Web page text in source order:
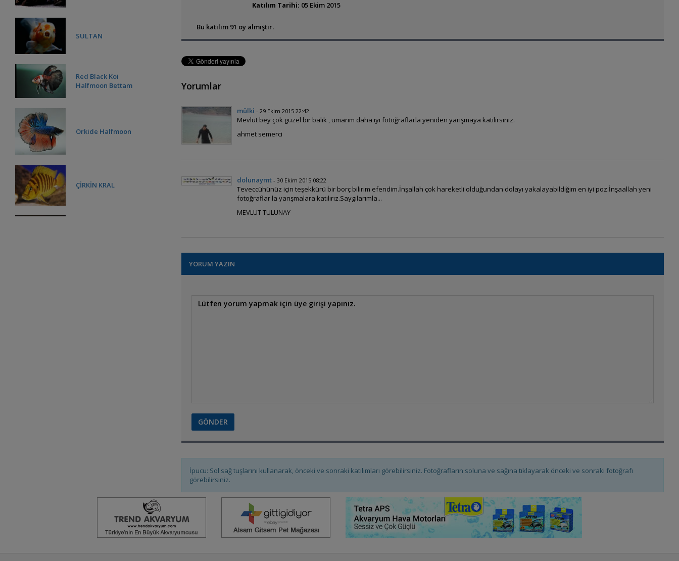
SULTAN
Red Black Koi
Halfmoon Bettam
Orkide Halfmoon
ÇİRKİN KRAL
Katılım Tarihi: 05 Ekim 2015
Bu katılım 91 oy almıştır.
Yorumlar
mülki - 29 Ekim 2015 22:42
Mevlüt bey çok güzel bir balık , umarım daha iyi fotoğraflarla yeniden yarışmaya katılırsınız.
ahmet semerci
dolunaymt- 30 Ekim 2015 08:22
Teveccühünüz için teşekkürü bir borç bilirim efendim.İnşallah çok hareketli olduğundan dolayı yakalayabildiğim en iyi poz.İnşaallah yeni
fotoğraflar la yarışmalara katılırız.Saygılarımla...
MEVLÜT TULUNAY
YORUM YAZIN
İpucu: Sol sağ tuşlarını kullanarak, önceki ve sonraki katılımları görebilirsiniz. Fotoğrafların soluna ve sağına tıklayarak önceki ve sonraki fotoğrafı
görebilirsiniz.